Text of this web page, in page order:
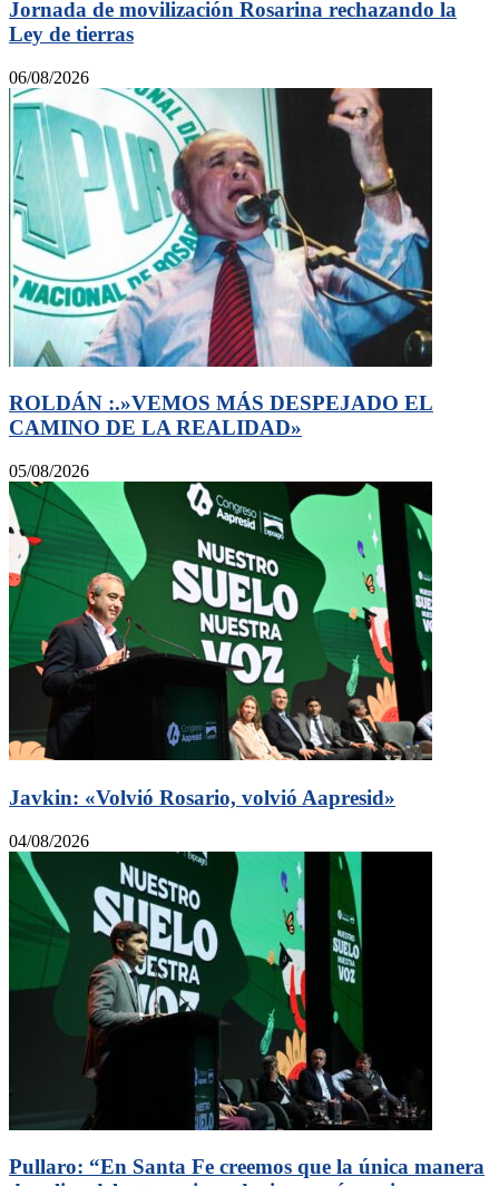
Jornada de movilización Rosarina rechazando la
Ley de tierras
06/08/2026
ROLDÁN :.»VEMOS MÁS DESPEJADO EL
CAMINO DE LA REALIDAD»
05/08/2026
Javkin: «Volvió Rosario, volvió Aapresid»
04/08/2026
Pullaro: “En Santa Fe creemos que la única manera